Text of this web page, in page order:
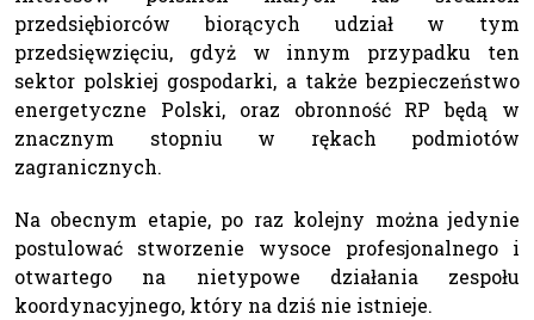
przedsiębiorców biorących udział w tym
przedsięwzięciu, gdyż w innym przypadku ten
sektor polskiej gospodarki, a także bezpieczeństwo
energetyczne Polski, oraz obronność RP będą w
znacznym stopniu w rękach podmiotów
zagranicznych.
Na obecnym etapie, po raz kolejny można jedynie
postulować stworzenie wysoce profesjonalnego i
otwartego na nietypowe działania zespołu
koordynacyjnego, który na dziś nie istnieje.